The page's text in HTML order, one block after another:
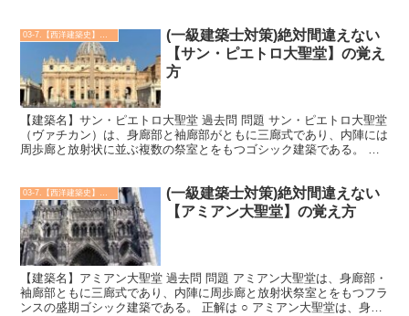
(一級建築士対策)絶対間違えない
【サン・ピエトロ大聖堂】の覚え
方
【建築名】サン・ピエトロ大聖堂 過去問 問題 サン・ピエトロ大聖堂
（ヴァチカン）は、身廊部と袖廊部がともに三廊式であり、内陣には
周歩廊と放射状に並ぶ複数の祭室とをもつゴシック建築である。 正
(一級建築士対策)絶対間違えない
【アミアン大聖堂】の覚え方
【建築名】アミアン大聖堂 過去問 問題 アミアン大聖堂は、身廊部・
袖廊部ともに三廊式であり、内陣に周歩廊と放射状祭室とをもつフラ
ンスの盛期ゴシック建築である。 正解は ○ アミアン大聖堂は、身廊